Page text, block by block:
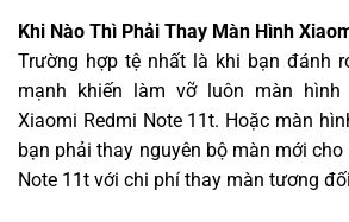
Khi Nào Thì Phải Thay Màn Hình
Trường hợp tệ nhất là khi bạn đánh
mạnh khiến làm vỡ luôn màn
Xiaomi Redmi Note 11t. Hoặc màn
bạn phải thay nguyên bộ màn mới
Note 11t với chi phí thay màn tương